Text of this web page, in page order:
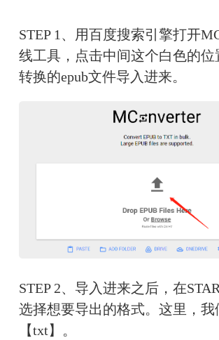
STEP 1、用百度搜索引擎打开
线工具，点击中间这个白色的位
转换的epub文件导入进来。
STEP 2、导入进来之后，在
选择想要导出的格式。这里，我
【txt】。